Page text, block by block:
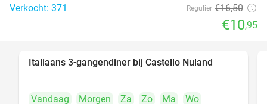
Verkocht: 371 Regulier €16,50
€10,95
Italiaans 3-gangendiner bij Castello Nuland
Vandaag Morgen Za Zo Ma
Wo